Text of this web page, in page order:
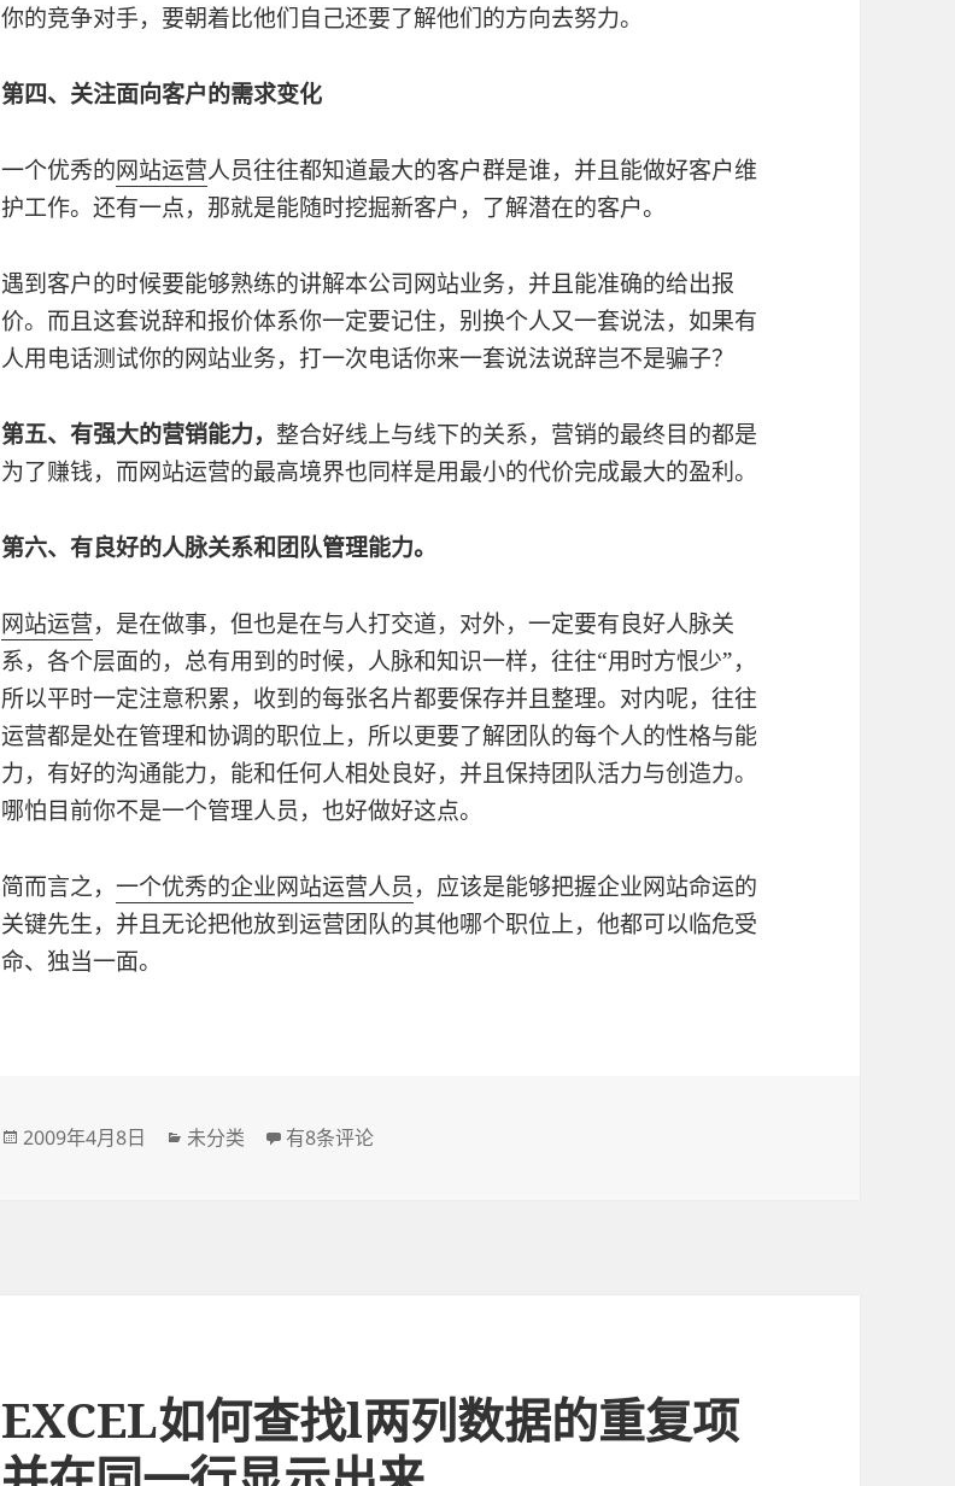
你的竞争对手，要朝着比他们自己还要了解他们的方向去努力。
第四、关注面向客户的需求变化
一个优秀的网站运营人员往往都知道最大的客户群是谁，并且能做好客户维
护工作。还有一点，那就是能随时挖掘新客户，了解潜在的客户。
遇到客户的时候要能够熟练的讲解本公司网站业务，并且能准确的给出报
价。而且这套说辞和报价体系你一定要记住，别换个人又一套说法，如果有
人用电话测试你的网站业务，打一次电话你来一套说法说辞岂不是骗子？
第五、有强大的营销能力， 整合好线上与线下的关系，营销的最终目的都是
为了赚钱，而网站运营的最高境界也同样是用最小的代价完成最大的盈利。
第六、有良好的人脉关系和团队管理能力。
网站运营，是在做事，但也是在与人打交道，对外，一定要有良好人脉关
系，各个层面的，总有用到的时候，人脉和知识一样，往往“用时方恨少”，
所以平时一定注意积累，收到的每张名片都要保存并且整理。对内呢，往往
运营都是处在管理和协调的职位上，所以更要了解团队的每个人的性格与能
力，有好的沟通能力，能和任何人相处良好，并且保持团队活力与创造力。
哪怕目前你不是一个管理人员，也好做好这点。
简而言之，一个优秀的企业网站运营人员，应该是能够把握企业网站命运的
关键先生，并且无论把他放到运营团队的其他哪个职位上，他都可以临危受
命、独当一面。
发
2009年4月8日
分
未分类 怎样成为一个优秀的网站运营人员？
有8条评论
EXCEL如何查找l两列数据的重复项